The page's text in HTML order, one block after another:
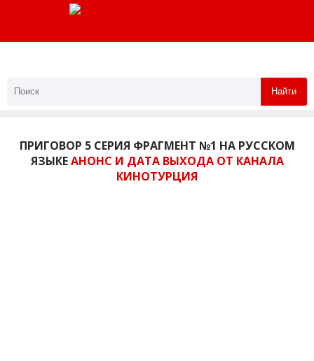
Найти
ПРИГОВОР 5 СЕРИЯ ФРАГМЕНТ №1 НА РУССКОМ
ЯЗЫКЕАНОНС И ДАТА ВЫХОДА ОТ КАНАЛА
КИНОТУРЦИЯ